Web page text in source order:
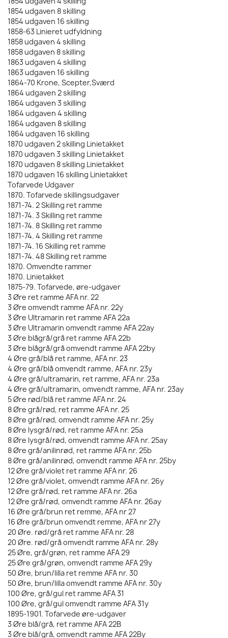
1854 udgaven 8 skilling
1854 udgaven 16 skilling
1858-63 Linieret udfyldning
1858 udgaven 4 skilling
1858 udgaven 8 skilling
1863 udgaven 4 skilling
1863 udgaven 16 skilling
1864-70 Krone, Scepter,Sværd
1864 udgaven 2 skilling
1864 udgaven 3 skilling
1864 udgaven 4 skilling
1864 udgaven 8 skilling
1864 udgaven 16 skilling
1870 udgaven 2 skilling Linietakket
1870 udgaven 3 skilling Linietakket
1870 udgaven 8 skilling Linietakket
1870 udgaven 16 skilling Linietakket
Tofarvede Udgaver
1870. Tofarvede skillingsudgaver
1871-74. 2 Skilling ret ramme
1871-74. 3 Skilling ret ramme
1871-74. 8 Skilling ret ramme
1871-74. 4 Skilling ret ramme
1871-74. 16 Skilling ret ramme
1871-74. 48 Skilling ret ramme
1870. Omvendte rammer
1870. Linietakket
1875-79. Tofarvede, øre-udgaver
3 Øre ret ramme AFA nr. 22
3 Øre omvendt ramme AFA nr. 22y
3 Øre Ultramarin ret ramme AFA 22a
3 Øre Ultramarin omvendt ramme AFA 22ay
3 Øre blågrå/grå ret ramme AFA 22b
3 Øre blågrå/grå omvendt ramme AFA 22by
4 Øre grå/blå ret ramme, AFA nr. 23
4 Øre grå/blå omvendt ramme, AFA nr. 23y
4 Øre grå/ultramarin, ret ramme, AFA nr. 23a
4 Øre grå/ultramarin, omvendt ramme, AFA nr. 23ay
5 Øre rød/blå ret ramme AFA nr. 24
8 Øre grå/rød, ret ramme AFA nr. 25
8 Øre grå/rød, omvendt ramme AFA nr. 25y
8 Øre lysgrå/rød, ret ramme AFA nr. 25a
8 Øre lysgrå/rød, omvendt ramme AFA nr. 25ay
8 Øre grå/anilinrød, ret ramme AFA nr. 25b
8 Øre grå/anilinrød, omvendt ramme AFA nr. 25by
12 Øre grå/violet ret ramme AFA nr. 26
12 Øre grå/violet, omvendt ramme AFA nr. 26y
12 Øre grå/rød, ret ramme AFA nr. 26a
12 Øre grå/rød, omvendt ramme AFA nr. 26ay
16 Øre grå/brun ret remme, AFA nr 27
16 Øre grå/brun omvendt remme, AFA nr 27y
20 Øre. rød/grå ret ramme AFA nr. 28
20 Øre. rød/grå omvendt ramme AFA nr. 28y
25 Øre, grå/grøn, ret ramme AFA 29
25 Øre grå/grøn, omvendt ramme AFA 29y
50 Øre, brun/lilla ret remme AFA nr. 30
50 Øre, brun/lilla omvendt ramme AFA nr. 30y
100 Øre, grå/gul ret ramme AFA 31
100 Øre, grå/gul omvendt ramme AFA 31y
1895-1901. Tofarvede øre-udgaver
3 Øre blå/grå, ret ramme AFA 22B
3 Øre blå/grå, omvendt ramme AFA 22By